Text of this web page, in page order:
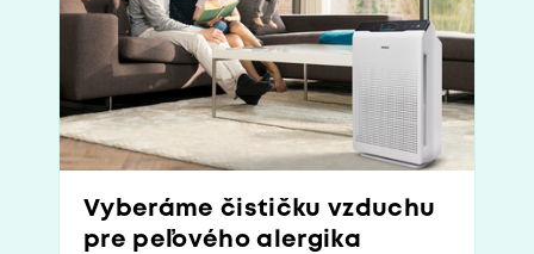
Vyberáme čističku vzduchu
pre peľového alergika